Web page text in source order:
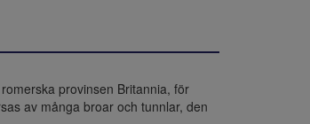
provinsen Britannia, för
av många broar och tunnlar, den